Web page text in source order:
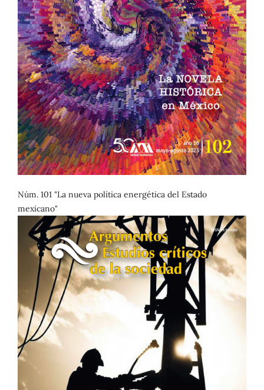
Núm. 101 "La nueva política energética del Estado
mexicano"